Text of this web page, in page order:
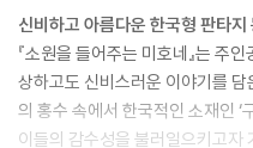
신비하고 아름다운 한국형 판타지
『소원을 들어주는 미호네』는 주
상하고도 신비스러운 이야기를
의 홍수 속에서 한국적인 소재인 ‘
이들의 감수성을 불러일으키고자